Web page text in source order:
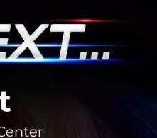
ะยะยาว เป็นผลดี
เพราะจะช่วยให้
นให้อยู่ในระดับสูง
เกิดขึ้นได้อีก โดย